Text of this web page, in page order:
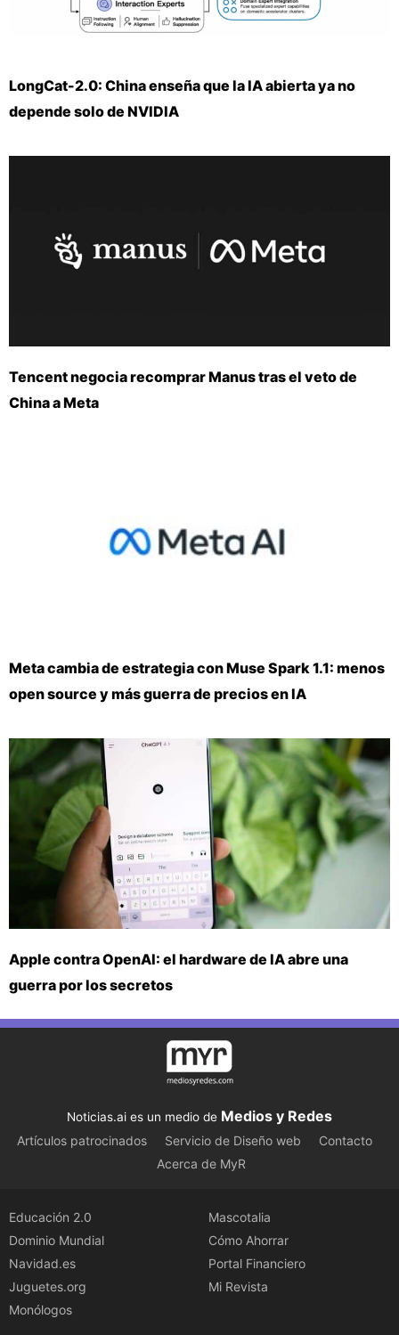
LongCat-2.0: China enseña que la IA abierta ya no
depende solo de NVIDIA
Tencent negocia recomprar Manus tras el veto de
China a Meta
Meta cambia de estrategia con Muse Spark 1.1: menos
open source y más guerra de precios en IA
Apple contra OpenAI: el hardware de IA abre una
guerra por los secretos
Noticias.ai es un medio de Medios y Redes
Artículos patrocinados Servicio de Diseño web
Contacto
Acerca de MyR
Educación 2.0
Dominio Mundial
Navidad.es
Juguetes.org
Monólogos
Mascotalia
Cómo Ahorrar
Portal Financiero
Mi Revista